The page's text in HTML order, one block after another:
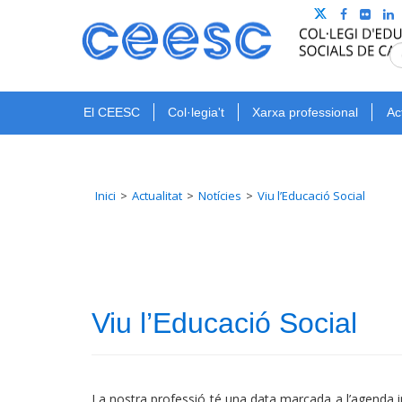
El CEESC Col·legia't Xarxa professional
Inici Actualitat Notícies Viu l’Educació Social
Viu l’Educació Social